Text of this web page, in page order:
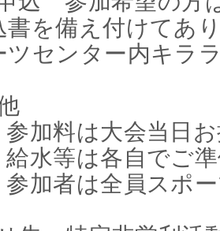
書を備え付けてあ
ツセンター内キラ
料は大会当日お
等は各自でご準
者は全員スポー